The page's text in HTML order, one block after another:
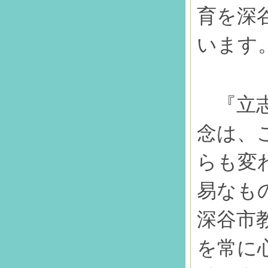
育を深
います
『立
念は、
らも変
易なも
深谷市
を常に